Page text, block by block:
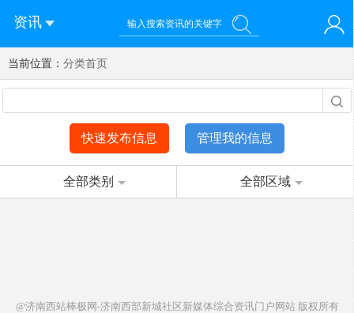
资讯
您好！欢迎来到济南西站棒极网-济南西部新城社区新媒体综
合资讯门户网站
登录 注册 微信快速登录
当前位置： 分类首页
快速发布信息 管理我的信息
全部类别 全部区域
@济南西站棒极网-济南西部新城社区新媒体综合资讯门户网站版权所有